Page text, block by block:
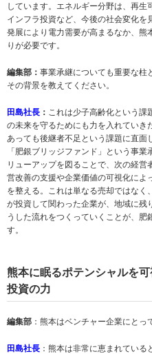
しています。エネルギー分野は、再
インフラ投資など、今後の社会変化
発展により電力需要が高まるなか、熊
りが必要です。
編集部： 事業承継についても重要な柱
その背景を教えてください。
田島社長 ： これは少子高齢化という課
の未来を守るためにも力を入れていき
あっても後継者不足という課題に直面
「肥銀ブリッジファンド」という事
リューアップを図ることで、次の経
営改善の支援や企業価値の可視化によ
を整える。これは単なる売却ではなく
が投資して関わった企業が、地域に残
うした流れをつくっていくことが、肥
す。
熊本に眠るポテンシャルを
投資の力
編集部 ：熊本はベンチャー企業にと
田島社長 ：熊本は非常に恵まれてい